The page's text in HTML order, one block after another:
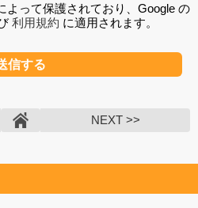
よって保護されており、Google の
利用規約 に適用されます。
NEXT >>